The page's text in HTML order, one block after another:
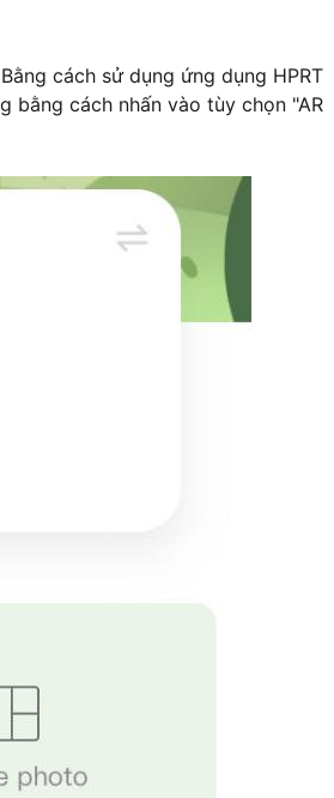
cách sử dụng ứng dụng HPRT
cách nhấn vào tùy chọn "AR